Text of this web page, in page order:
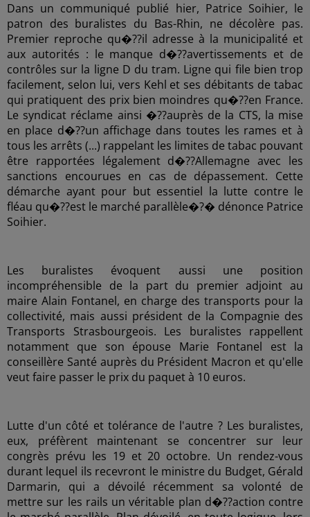
Dans un communiqué publié hier, Patrice Soihier, le
patron des buralistes du Bas-Rhin, ne décolère pas.
Premier reproche qu�??il adresse à la municipalité et
aux autorités : le manque d�??avertissements et de
contrôles sur la ligne D du tram. Ligne qui file bien trop
facilement, selon lui, vers Kehl et ses débitants de tabac
qui pratiquent des prix bien moindres qu�??en France.
Le syndicat réclame ainsi �??auprès de la CTS, la mise
en place d�??un affichage dans toutes les rames et à
tous les arrêts (...) rappelant les limites de tabac pouvant
être rapportées légalement d�??Allemagne avec les
sanctions encourues en cas de dépassement. Cette
démarche ayant pour but essentiel la lutte contre le
fléau qu�??est le marché parallèle�?� dénonce Patrice
Soihier.
Les buralistes évoquent aussi une position
incompréhensible de la part du premier adjoint au
maire Alain Fontanel, en charge des transports pour la
collectivité, mais aussi président de la Compagnie des
Transports Strasbourgeois. Les buralistes rappellent
notamment que son épouse Marie Fontanel est la
conseillère Santé auprès du Président Macron et qu'elle
veut faire passer le prix du paquet à 10 euros.
Lutte d'un côté et tolérance de l'autre ? Les buralistes,
eux, préfèrent maintenant se concentrer sur leur
congrès prévu les 19 et 20 octobre. Un rendez-vous
durant lequel ils recevront le ministre du Budget, Gérald
Darmarin, qui a dévoilé récemment sa volonté de
mettre sur les rails un véritable plan d�??action contre